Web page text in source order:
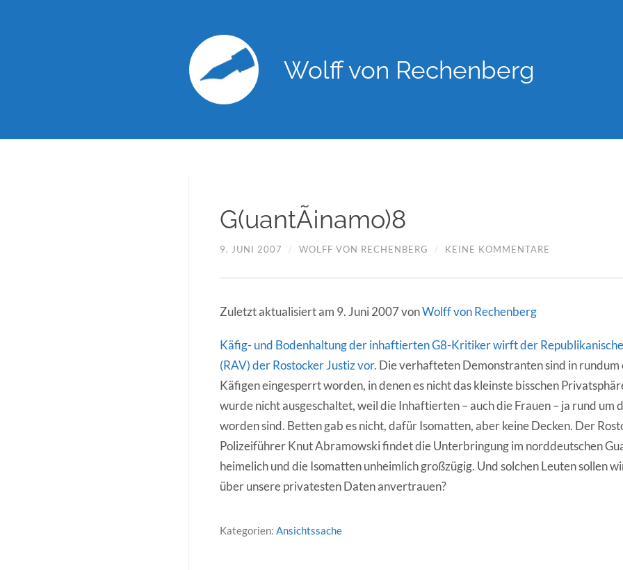
Wolff von Rechenberg
G(uantÃ¡namo)8
9. JUNI 2007 / WOLFF VON RECHENBERG / KEINE KOMMENTARE
Zuletzt aktualisiert am 9. Juni 2007 vonWolff von Rechenberg
Käfig- und Bodenhaltung der inhaftierten G8-Kritiker wirft der
(RAV) der Rostocker Justiz vor. Die verhafteten Demonstranten sind in rundum
Käfigen eingesperrt worden, in denen es nicht das kleinste bisschen
wurde nicht ausgeschaltet, weil die Inhaftierten – auch die Frauen – ja rund um
worden sind. Betten gab es nicht, dafür Isomatten, aber keine Decken. Der
Polizeiführer Knut Abramowski findet die Unterbringung im norddeutschen
heimelich und die Isomatten unheimlich großzügig. Und solchen Leuten sollen
über unsere privatesten Daten anvertrauen?
Kategorien: Ansichtssache